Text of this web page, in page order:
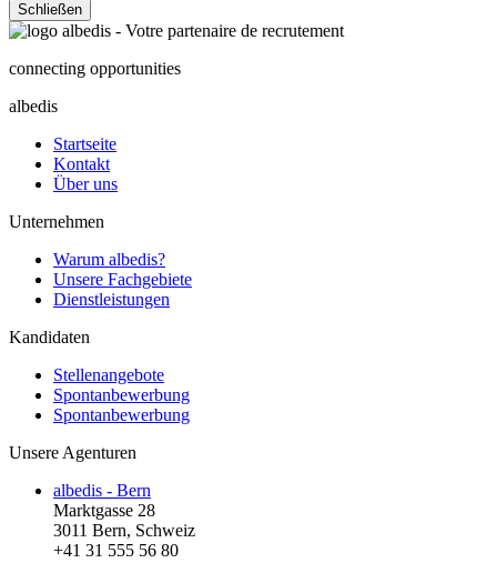
Schließen
connecting opportunities
albedis
Startseite
Kontakt
Über uns
Unternehmen
Warum albedis?
Unsere Fachgebiete
Dienstleistungen
Kandidaten
Stellenangebote
Spontanbewerbung
Spontanbewerbung
Unsere Agenturen
albedis - Bern
Marktgasse 28
3011 Bern, Schweiz
+41 31 555 56 80